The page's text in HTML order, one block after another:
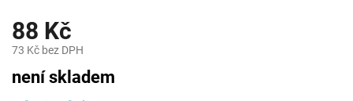
88 Kč
73 Kč bez DPH
cena:
není skladem